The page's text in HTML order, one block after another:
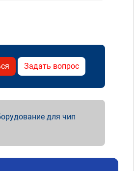
Задать вопрос
для чип